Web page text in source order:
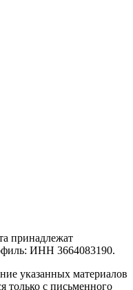
принадлежат
ИНН 3664083190.
указанных материалов
только с письменного